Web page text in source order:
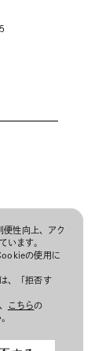
便性向上、アク
います。
の使用に
、「拒否す
こちらの